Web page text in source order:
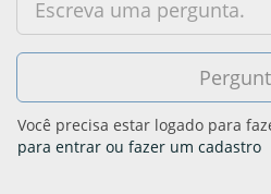
Você precisa estar logado para
para entrar ou fazer um cadastro